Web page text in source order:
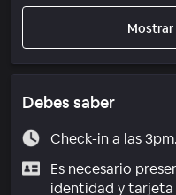
Mostrar
Debes saber
Check-in a las
Es necesario
identidad y